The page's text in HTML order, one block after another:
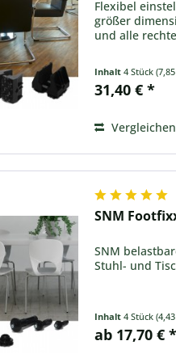
Flexibel
größer
und alle
Inhalt4 Stück
31,40 € *
Vergleichen
SNM
SNM
Stuhl- und
Inhalt4 Stück
ab 17,70 € *